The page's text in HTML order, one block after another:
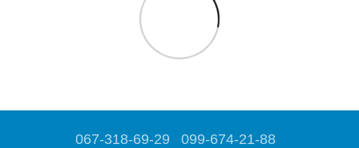
067-318-69-29 099-674-21-88